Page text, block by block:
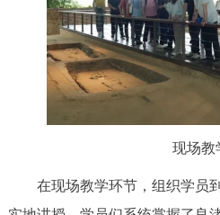
现场教
在现场教学环节，组织学员到